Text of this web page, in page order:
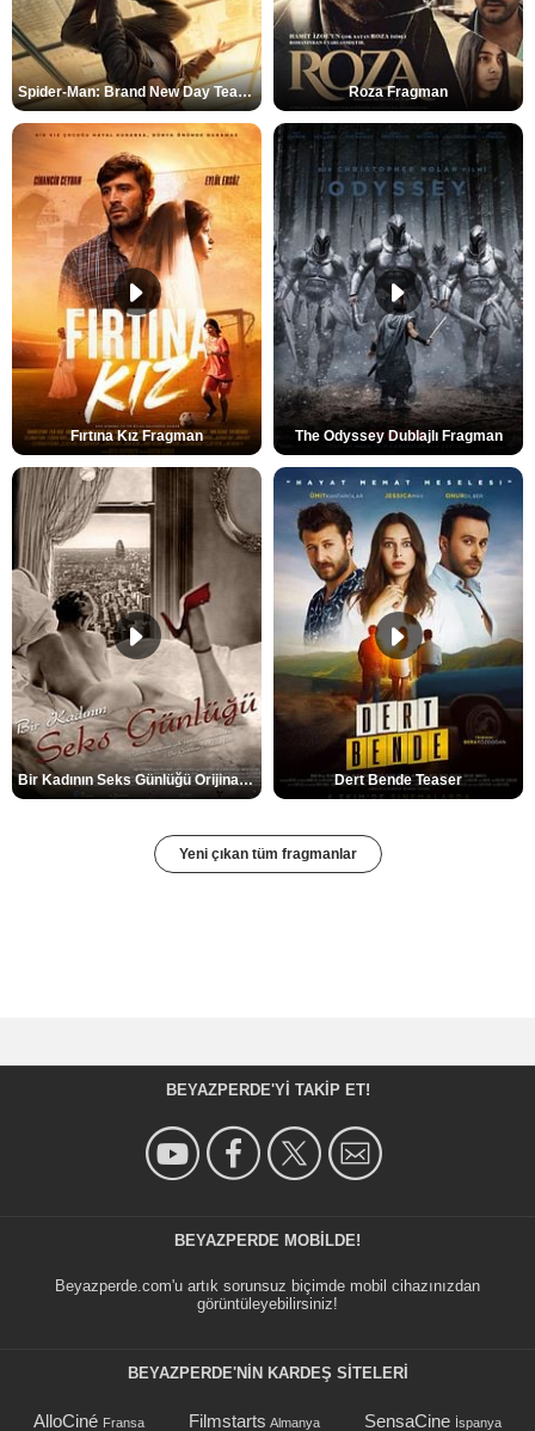
Spider-Man: Brand New Day Teaser Roza Fragman
Fırtına Kız Fragman The Odyssey Dublajlı Fragman
Bir Kadının Seks Günlüğü Orijinal Fragman Dert Bende Teaser
Yeni çıkan tüm fragmanlar
BEYAZPERDE'YI TAKIP ET!
BEYAZPERDE MOBILDE!
Beyazperde.com'u artık sorunsuz biçimde mobil cihazınızdan
görüntüleyebilirsiniz!
BEYAZPERDE'NIN KARDEŞ SİTELERİ
AlloCiné Fransa Filmstarts Almanya SensaCine İspanya